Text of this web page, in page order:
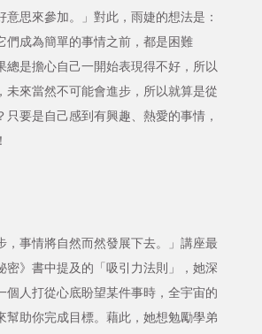
意思來參加。」對此，雨婕的想法是：
們成為簡單的事情之前，都是困難
總是擔心自己一開始表現得不好，所以
未來當然不可能會進步，所以就算是從
只要是自己感到有興趣、熱愛的事情，
，事情將自然而然發展下去。」講座最
密》書中提及的「吸引力法則」，她深
個人打從心底盼望某件事時，全宇宙的
幫助你完成目標。藉此，她想勉勵學弟